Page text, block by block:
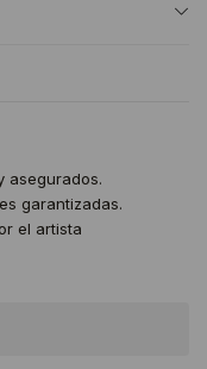
asegurados.
garantizadas.
el artista